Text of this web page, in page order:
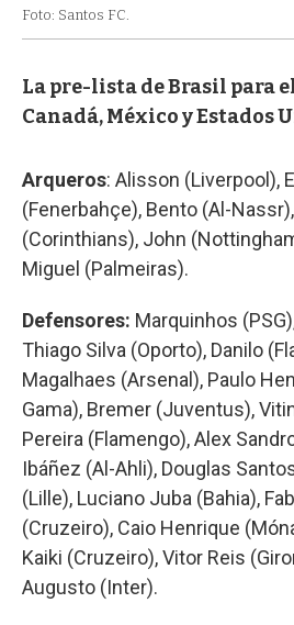
Foto: Santos FC.
La pre-lista de Brasil para
Canadá, México y Estados
Arqueros: Alisson (Liverpool),
(Fenerbahçe), Bento (Al-
(Corinthians), John
Miguel (Palmeiras).
Defensores: Marquinhos
Thiago Silva (Oporto), Danilo
Magalhaes (Arsenal), Paulo
Gama), Bremer (Juventus),
Pereira (Flamengo), Alex
Ibáñez (Al-Ahli), Douglas
(Lille), Luciano Juba (Bahia),
(Cruzeiro), Caio Henrique
Kaiki (Cruzeiro), Vitor Reis
Augusto (Inter).